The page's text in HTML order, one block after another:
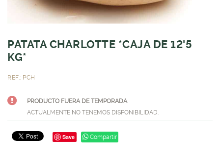
PATATA CHARLOTTE *CAJA DE 12'5
KG*
REF.: PCH
PRODUCTO FUERA DE TEMPORADA.
ACTUALMENTE NO TENEMOS DISPONIBILIDAD.
Save Compartir